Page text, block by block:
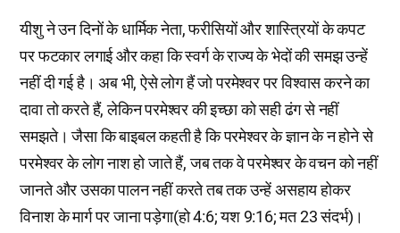
यीशु ने उन दिनों के धार्मिक नेता, फरीसियों और शास्त्रियों के कपट
पर फटकार लगाई और कहा कि स्वर्ग के राज्य के भेदों की समझ उन्हें
नहीं दी गई है। अब भी, ऐसे लोग हैं जो परमेश्वर पर विश्वास करने का
दावा तो करते हैं, लेकिन परमेश्वर की इच्छा को सही ढंग से नहीं
समझते। जैसा कि बाइबल कहती है कि परमेश्वर के ज्ञान के न होने से
परमेश्वर के लोग नाश हो जाते हैं, जब तक वे परमेश्वर के वचन को नहीं
जानते और उसका पालन नहीं करते तब तक उन्हें असहाय होकर
विनाश के मार्ग पर जाना पड़ेगा(हो 4:6; यश 9:16; मत 23 संदर्भ)।